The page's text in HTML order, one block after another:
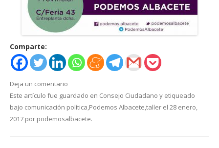
Comparte:
Deja un comentario
Este artículo fue guardado en Consejo Ciudadano y etiqueado
bajo comunicación política,Podemos Albacete,taller el 28 enero,
2017 por podemosalbacete.